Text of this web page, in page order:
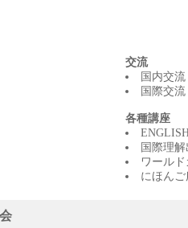
交流
国内交流
国際交流
各種講座
国際理
ワール
にほん